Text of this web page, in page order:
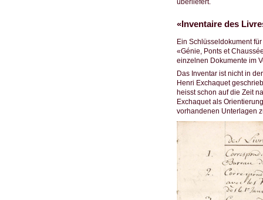
«Inventaire des
Ein Schlüsseldokument
«Génie, Ponts et
einzelnen Dokumente im
Das Inventar ist nicht in
Henri Exchaquet
heisst schon auf die Zeit
Exchaquet als
vorhandenen Unterlagen